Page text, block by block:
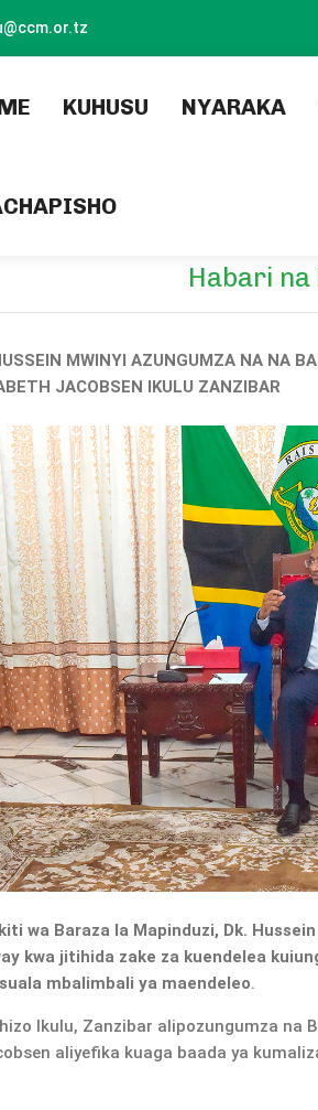
(current)
KUHUSU NYARAKA
Habari
MWINYI AZUNGUMZA NA NA
JACOBSEN IKULU ZANZIBAR
wa Baraza la Mapinduzi, Dk.
kwa jitihida zake za kuendelea
mbalimbali ya maendeleo.
Ikulu, Zanzibar alipozungumza na
aliyefika kuaga baada ya